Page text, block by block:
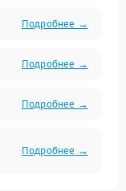
Подробнее →
Подробнее →
Подробнее →
Подробнее →